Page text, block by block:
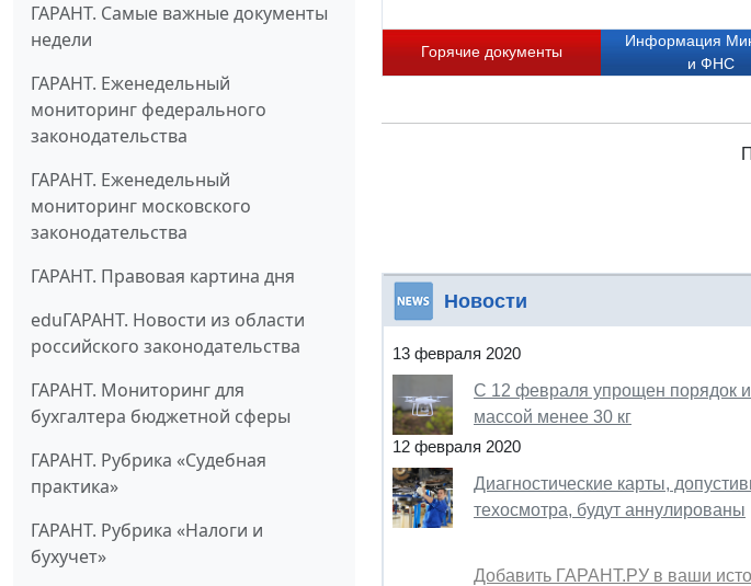
ГАРАНТ. Самые важные документы
недели
ГАРАНТ. Еженедельный
мониторинг федерального
законодательства
ГАРАНТ. Еженедельный
мониторинг московского
законодательства
ГАРАНТ. Правовая картина дня
eduГАРАНТ. Новости из области
российского законодательства
ГАРАНТ. Мониторинг для
бухгалтера бюджетной сферы
ГАРАНТ. Рубрика «Судебная
практика»
ГАРАНТ. Рубрика «Налоги и
бухучет»
Горячие документы
Информация
и ФНС
Новости
13 февраля 2020
С 12 февраля упрощен порядок
массой менее 30 кг
12 февраля 2020
Диагностические карты,
техосмотра, будут аннулированы
Добавить ГАРАНТ.РУ в ваши